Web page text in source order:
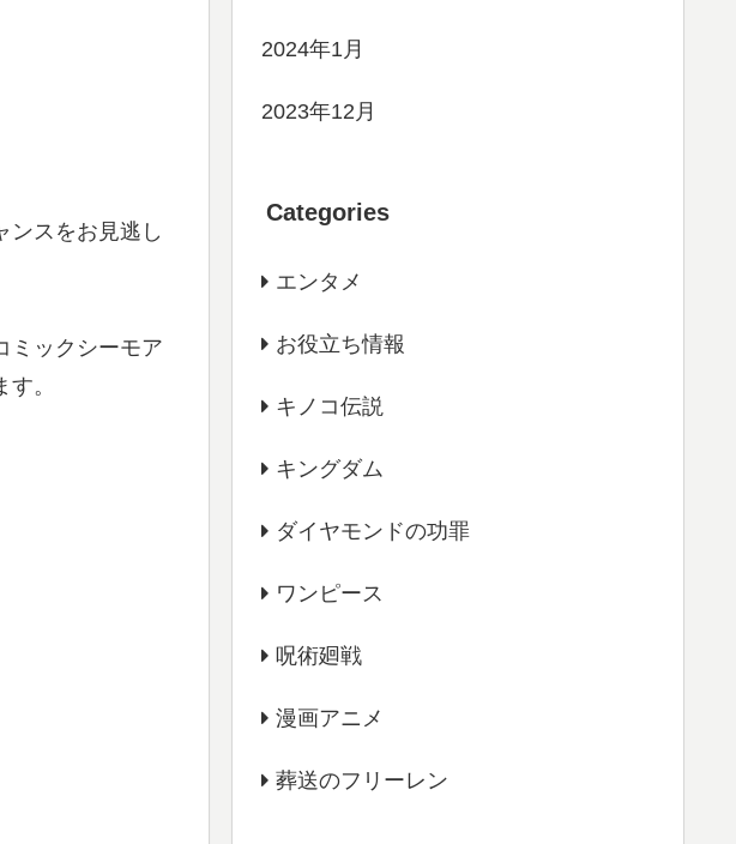
ンスをお見逃し
ミックシーモア
。
2024年1月
2023年12月
Categories
エンタメ
お役立ち情報
キノコ伝説
キングダム
ダイヤモンドの功罪
ワンピース
呪術廻戦
漫画アニメ
葬送のフリーレン